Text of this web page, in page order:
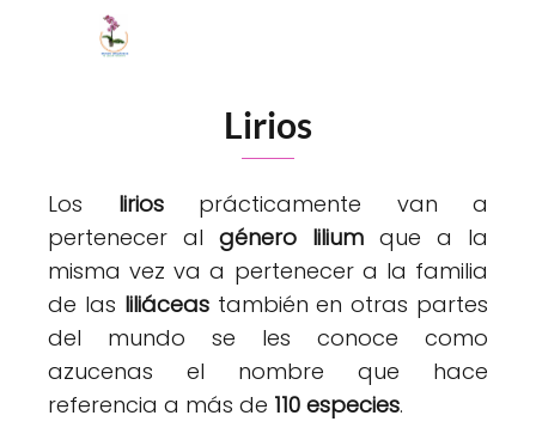
Lirios
Los liriosprácticamente van a
pertenecer al género lilium que a la
misma vez va a pertenecer a la familia
de las liliáceastambién en otras partes
del mundo se les conoce como
azucenas el nombre que hace
referencia a más de 110 especies.